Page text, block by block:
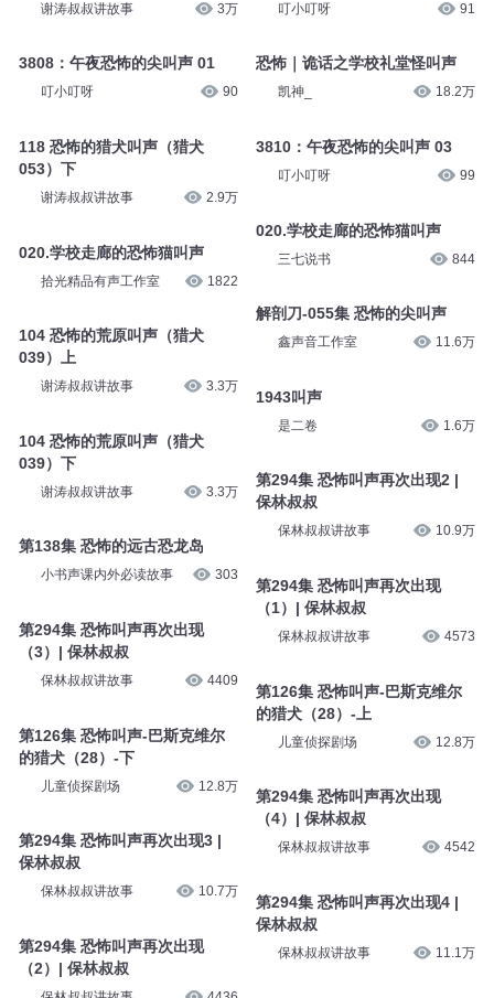
谢涛叔叔讲故事 3万
3808：午夜恐怖的尖叫声 01
叮小叮呀 90
118 恐怖的猎犬叫声（猎犬
053）下
谢涛叔叔讲故事 2.9万
020.学校走廊的恐怖猫叫声
拾光精品有声工作室 1822
104 恐怖的荒原叫声（猎犬
039）上
谢涛叔叔讲故事 3.3万
104 恐怖的荒原叫声（猎犬
039）下
谢涛叔叔讲故事 3.3万
第138集 恐怖的远古恐龙岛
小书声课内外必读故事 303
第294集 恐怖叫声再次出现
（3）| 保林叔叔
保林叔叔讲故事 4409
第126集 恐怖叫声-巴斯克维尔
的猎犬（28）-下
儿童侦探剧场 12.8万
第294集 恐怖叫声再次出现3 |
保林叔叔
保林叔叔讲故事 10.7万
第294集 恐怖叫声再次出现
（2）| 保林叔叔
叮小叮呀 91
恐怖｜诡话之学校礼堂怪叫声
凯神_ 18.2万
3810：午夜恐怖的尖叫声 03
叮小叮呀 99
020.学校走廊的恐怖猫叫声
三七说书 844
解剖刀-055集 恐怖的尖叫声
鑫声音工作室 11.6万
1943叫声
是二卷 1.6万
第294集 恐怖叫声再次出现2 |
保林叔叔
保林叔叔讲故事 10.9万
第294集 恐怖叫声再次出现
（1）| 保林叔叔
保林叔叔讲故事 4573
第126集 恐怖叫声-巴斯克维尔
的猎犬（28）-上
儿童侦探剧场 12.8万
第294集 恐怖叫声再次出现
（4）| 保林叔叔
保林叔叔讲故事 4542
第294集 恐怖叫声再次出现4 |
保林叔叔
保林叔叔讲故事 11.1万